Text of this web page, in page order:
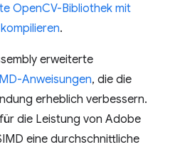
OpenCV-Bibliothek mit
.
erweiterte
Anweisungen, die die
erheblich verbessern.
die Leistung von Adobe
eine durchschnittliche